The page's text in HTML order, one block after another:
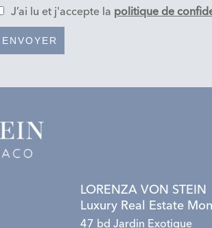
J’ai lu et j'accepte la politique de
ENVOYER
LORENZA VON STEIN
Luxury Real Estate
47 bd Jardin Exotique